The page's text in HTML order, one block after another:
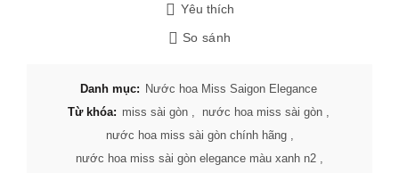
Yêu thích
So sánh
Danh mục: Nước hoa Miss Saigon Elegance
Từ khóa: miss sài gòn nước hoa miss sài gòn
nước hoa miss sài gòn chính hãng
nước hoa miss sài gòn elegance màu xanh n2